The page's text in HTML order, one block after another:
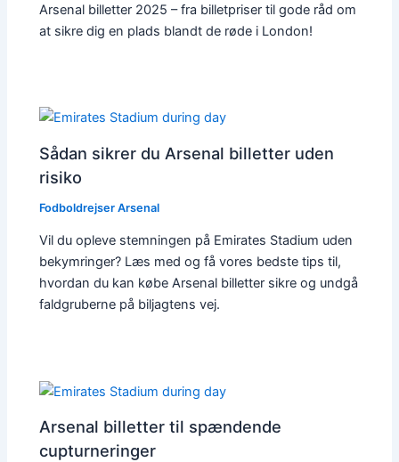
Arsenal billetter 2025 – fra billetpriser til gode råd om
at sikre dig en plads blandt de røde i London!
Sådan sikrer du Arsenal billetter uden
risiko
Fodboldrejser Arsenal
Vil du opleve stemningen på Emirates Stadium uden
bekymringer? Læs med og få vores bedste tips til,
hvordan du kan købe Arsenal billetter sikre og undgå
faldgruberne på biljagtens vej.
Arsenal billetter til spændende
cupturneringer